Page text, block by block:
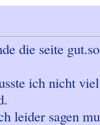
die seite
ich nicht
leider sagen